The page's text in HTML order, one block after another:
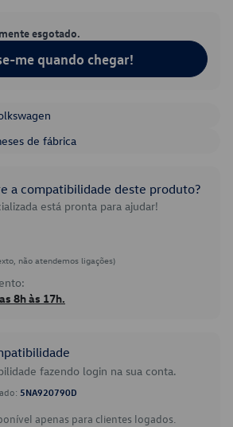
esgotado.
me quando chegar!
de fábrica
a compatibilidade deste produto?
está pronta para ajudar!
não atendemos ligações)
8h às 17h.
fazendo login na sua conta.
5NA920790D
apenas para clientes logados.